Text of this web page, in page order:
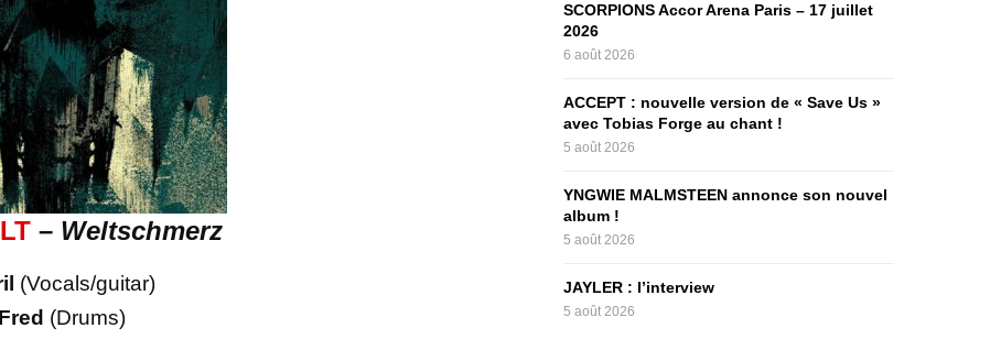
– Weltschmerz
(Vocals/guitar)
Fred (Drums)
C
SCORPIONS Accor Arena Paris – 17 juillet
2026
6 août 2026
ACCEPT : nouvelle version de « Save Us »
avec Tobias Forge au chant !
5 août 2026
YNGWIE MALMSTEEN annonce son nouvel
album !
5 août 2026
JAYLER : l’interview
5 août 2026